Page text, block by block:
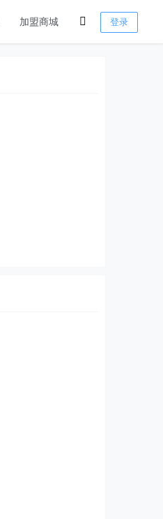
加盟商城 登录